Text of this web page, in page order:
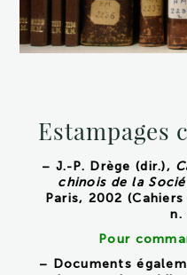
Estampages
– J.-P. Drège (dir.),
chinois de la
Paris, 2002
n.
Pour
– Documents